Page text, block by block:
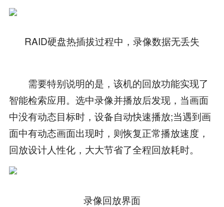
RAID硬盘热插拔过程中，录像数据无丢失
需要特别说明的是，该机的回放功能实现了
智能检索应用。选中录像并播放后发现，当画面
中没有动态目标时，设备自动快速播放;当遇到画
面中有动态画面出现时，则恢复正常播放速度，
回放设计人性化，大大节省了全程回放耗时。
录像回放界面